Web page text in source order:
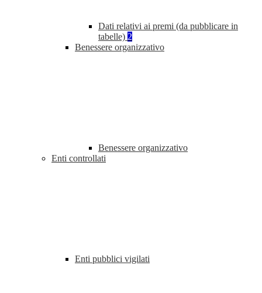
Dati relativi ai premi (da pubblicare in
tabelle) 2
Benessere organizzativo
Benessere organizzativo
Enti controllati
Enti pubblici vigilati